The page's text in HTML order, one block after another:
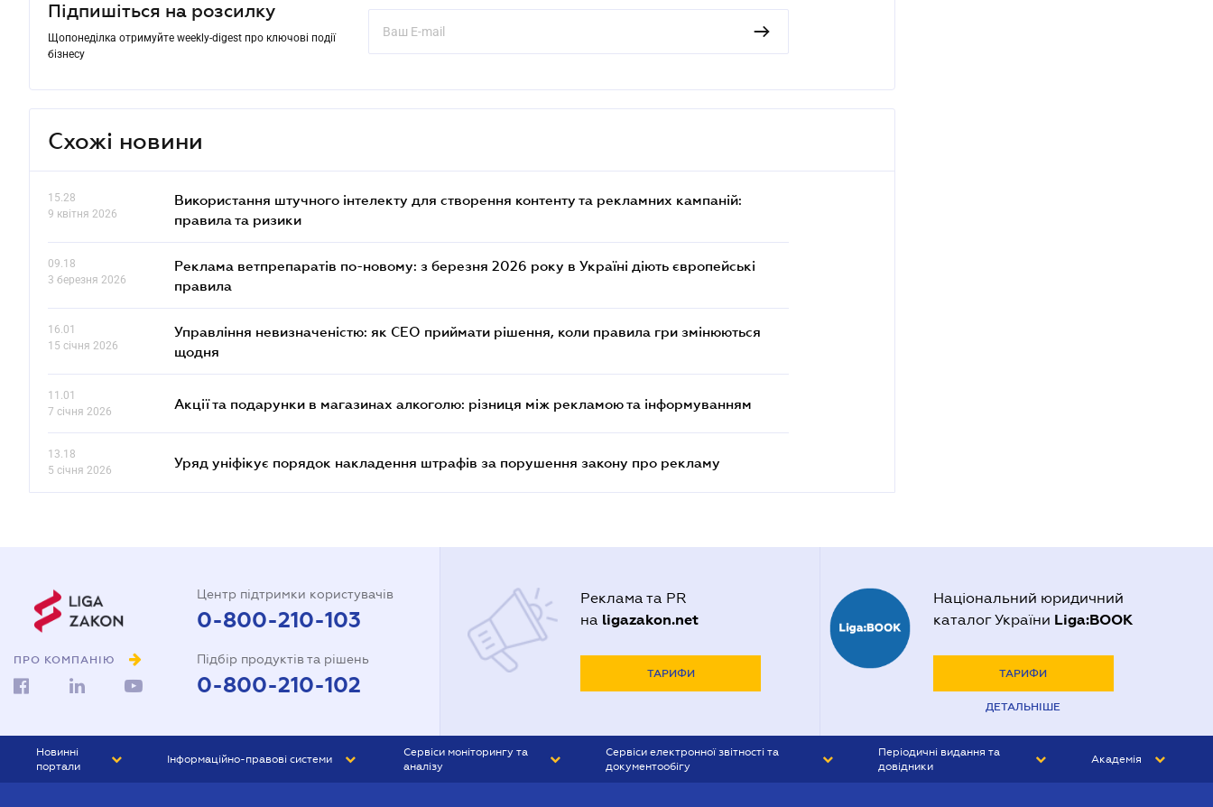
Підпишіться на розсилку
Щопонеділка отримуйте weekly-digest про ключові події
бізнесу
Схожі новини
15.28
9 квітня 2026
Використання штучного інтелекту для створення контенту та рекламних кампаній:
правила та ризики
09.18
3 березня 2026
Реклама ветпрепаратів по-новому: з березня 2026 року в Україні діють європейські
правила
16.01
15 січня 2026
Управління невизначеністю: як СЕО приймати рішення, коли правила гри змінюються
щодня
11.01
7 січня 2026
Акції та подарунки в магазинах алкоголю: різниця між рекламою та інформуванням
13.18
5 січня 2026
Уряд уніфікує порядок накладення штрафів за порушення закону про рекламу
ПРО КОМПАНІЮ
Центр підтримки користувачів
0-800-210-103
Підбір продуктів та рішень
0-800-210-102
Реклама та PR
на ligazakon.net
ТАРИФИ
Національний юридичний
каталог України Liga:BOOK
ТАРИФИ
ДЕТАЛЬНІШЕ
Новинні
портали
Інформаційно-правові системи
Сервіси моніторингу та
аналізу
Сервіси електронної звітності та
документообігу
Періодичні видання та
довідники
Академія